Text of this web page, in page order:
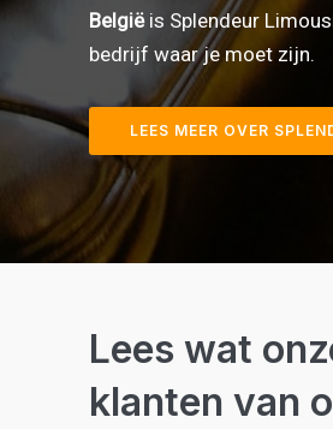
Belgiëis Splendeur
bedrijf waar je moet zijn.
LEES MEER OVER
Lees wat
klanten van